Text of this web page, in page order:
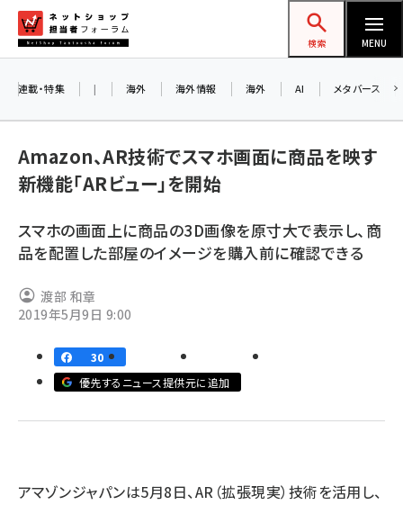
ン
ネットショップ担当者フォーラム
検索 MENU
yahoo (1898)
ecbeing (1205)
base (1070)
連載・特集 | 海外 海外情報 海外 AI メタバース
Amazon、AR技術でスマホ画面に商品を映す
新機能「ARビュー」を開始
スマホの画面上に商品の3D画像を原寸大で表示し、商
品を配置した部屋のイメージを購入前に確認できる
渡部 和章
2019年5月9日 9:00
30
優先するニュース提供元に追加
アマゾンジャパンは5月8日、AR（拡張現実）技術を活用し、
ア
8/26